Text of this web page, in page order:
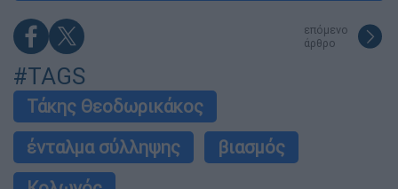
επόμενο
άρθρο
#TAGS
Τάκης Θεοδωρικάκος
ένταλμα σύλληψης
βιασμός